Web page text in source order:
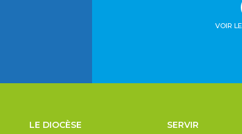
VOIR
LE DIOCÈSE
SERVIR